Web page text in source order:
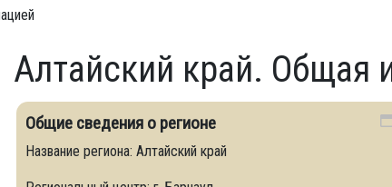
Алтайский край. Общая
Общие сведения о регионе
Название региона: Алтайский край